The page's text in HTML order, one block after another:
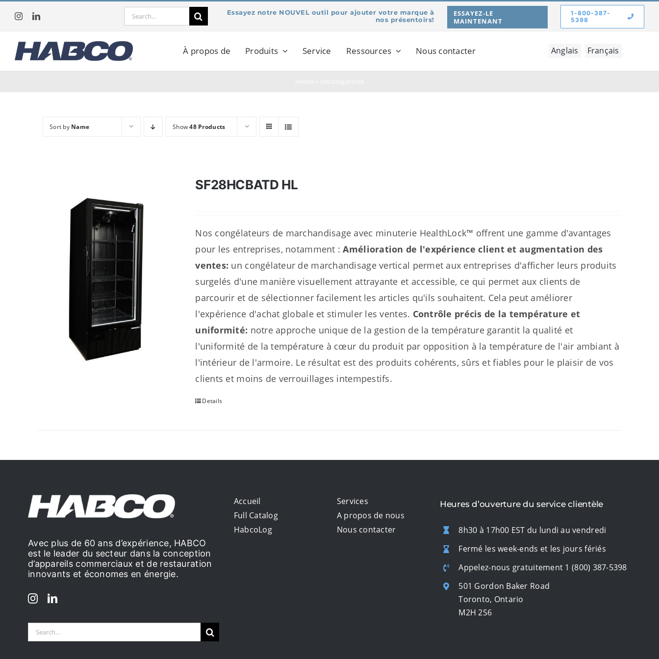
content
Search
Essayez notre NOUVEL outil pour ajouter votre marque à
nos présentoirs!
ESSAYEZ-LE
MAINTENANT
1-800-387-
5398
À propos de Produits Service Ressources Nous contacter Anglais Français
Sort by Name Show48 Products
SF28HCBATD HL
Nos congélateurs de marchandisage avec minuterie HealthLock™ offrent une gamme d'avantages
pour les entreprises, notamment :Amélioration de l'expérience client et augmentation des
ventes: un congélateur de marchandisage vertical permet aux entreprises d'afficher leurs produits
surgelés d'une manière visuellement attrayante et accessible, ce qui permet aux clients de
parcourir et de sélectionner facilement les articles qu'ils souhaitent. Cela peut améliorer
l'expérience d'achat globale et stimuler les ventes. Contrôle précis de la température et
uniformité: notre approche unique de la gestion de la température garantit la qualité et
l'uniformité de la température à cœur du produit par opposition à la température de l'air ambiant à
l'intérieur de l'armoire. Le résultat est des produits cohérents, sûrs et fiables pour le plaisir de vos
clients et moins de verrouillages intempestifs.
Details
Avec plus de 60 ans d’expérience, HABCO
est le leader du secteur dans la conception
d’appareils commerciaux et de restauration
innovants et économes en énergie.
Search
Accueil
Full Catalog
HabcoLog
Services
A propos de nous
Nous contacter
Heures d’ouverture du service clientèle
8h30 à 17h00 EST du lundi au vendredi
Fermé les week-ends et les jours fériés
Appelez-nous gratuitement 1 (800) 387-5398
501 Gordon Baker Road
Toronto, Ontario
M2H 2S6